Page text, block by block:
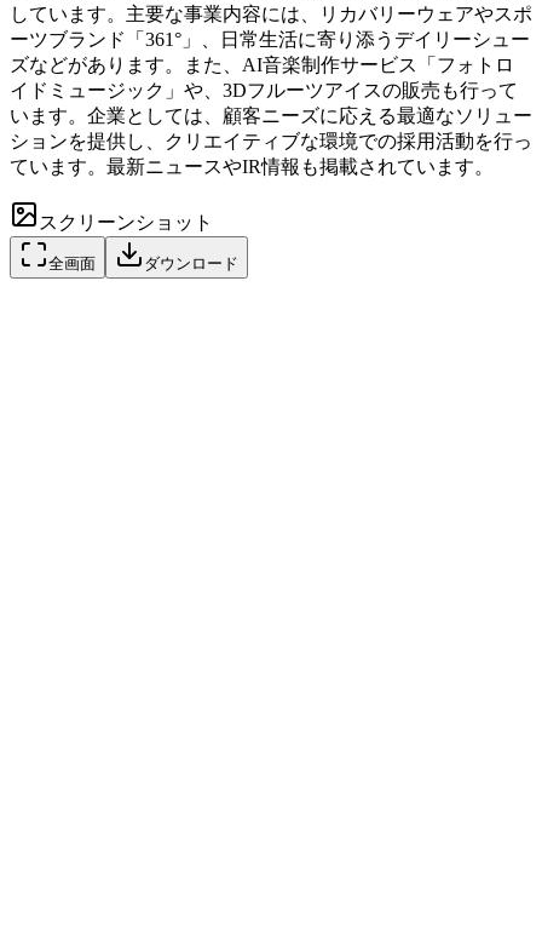
しています。主要な事業内容には、リカバリーウェアやスポ
ーツブランド「361°」、日常生活に寄り添うデイリーシュー
ズなどがあります。また、AI音楽制作サービス「フォトロ
イドミュージック」や、3Dフルーツアイスの販売も行って
います。企業としては、顧客ニーズに応える最適なソリュー
ションを提供し、クリエイティブな環境での採用活動を行っ
ています。最新ニュースやIR情報も掲載されています。
スクリーンショット
全画面 ダウンロード